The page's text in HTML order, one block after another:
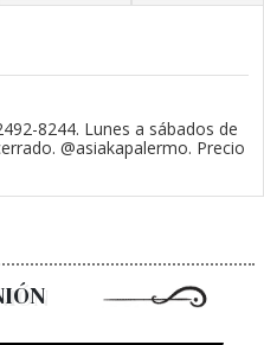
8244. Lunes a sábados de
@asiakapalermo. Precio